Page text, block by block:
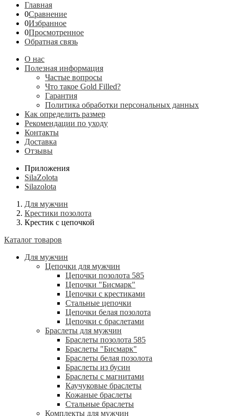
Главная
0Сравнение
0Избранное
0Просмотренное
Обратная связь
О нас
Полезная информация
Частые вопросы
Что такое Gold Filled?
Гарантия
Политика обработки персональных данных
Как определить размер
Рекомендации по уходу
Контакты
Доставка
Отзывы
Приложения
SilaZolota
Silazolota
Для мужчин
Крестики позолота
Крестик с цепочкой
Каталог товаров
Для мужчин
Цепочки для мужчин
Цепочки позолота 585
Цепочки "Бисмарк"
Цепочки с крестиками
Стальные цепочки
Цепочки белая позолота
Цепочки с браслетами
Браслеты для мужчин
Браслеты позолота 585
Браслеты "Бисмарк"
Браслеты белая позолота
Браслеты из бусин
Браслеты с магнитами
Каучуковые браслеты
Кожаные браслеты
Стальные браслеты
Комплекты для мужчин